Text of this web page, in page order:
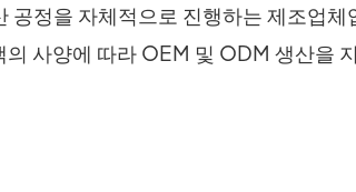
정을 자체적으로 진행하는 제조업
사양에 따라 OEM 및 ODM 생산을